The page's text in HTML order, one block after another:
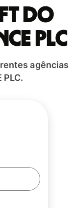
do
PLC
agências
PLC.